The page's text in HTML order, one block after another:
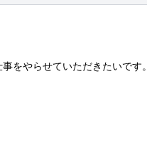
をやらせていただきたいです。